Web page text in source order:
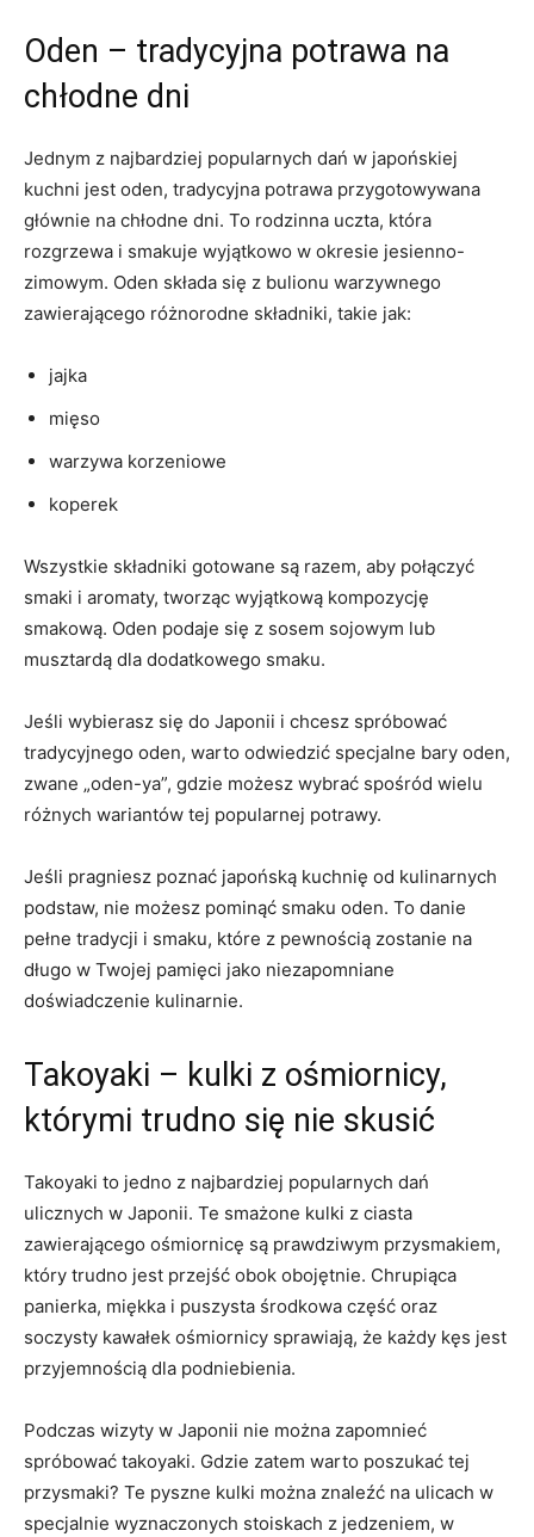
Oden – tradycyjna potrawa na
chłodne dni
Jednym z najbardziej popularnych dań w japońskiej
kuchni jest oden, tradycyjna potrawa przygotowywana
głównie na chłodne dni. To rodzinna uczta, która
rozgrzewa i smakuje wyjątkowo w okresie jesienno-
zimowym. Oden składa się z bulionu warzywnego
zawierającego różnorodne składniki, takie jak:
jajka
mięso
warzywa korzeniowe
koperek
Wszystkie składniki gotowane są razem, aby połączyć
smaki i aromaty, tworząc wyjątkową kompozycję
smakową. Oden podaje się z sosem sojowym lub
musztardą dla dodatkowego smaku.
Jeśli wybierasz się do Japonii i chcesz spróbować
tradycyjnego oden, warto odwiedzić specjalne bary oden,
zwane „oden-ya”, gdzie możesz wybrać spośród wielu
różnych wariantów tej popularnej potrawy.
Jeśli pragniesz poznać japońską kuchnię od kulinarnych
podstaw, nie możesz pominąć smaku oden. To danie
pełne tradycji i smaku, które z pewnością zostanie na
długo w Twojej pamięci jako niezapomniane
doświadczenie kulinarnie.
Takoyaki – kulki z ośmiornicy,
którymi trudno się nie skusić
Takoyaki to jedno z najbardziej popularnych dań
ulicznych w Japonii. Te smażone kulki z ciasta
zawierającego ośmiornicę są prawdziwym przysmakiem,
który trudno jest przejść obok obojętnie. Chrupiąca
panierka, miękka i puszysta środkowa część oraz
soczysty kawałek ośmiornicy sprawiają, że każdy kęs jest
przyjemnością dla podniebienia.
Podczas wizyty w Japonii nie można zapomnieć
spróbować takoyaki. Gdzie zatem warto poszukać tej
przysmaki? Te pyszne kulki można znaleźć na ulicach w
specjalnie wyznaczonych stoiskach z jedzeniem, w